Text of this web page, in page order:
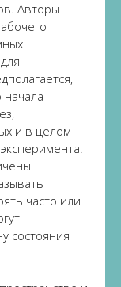
Авторы
и в целом
часто или
состояния